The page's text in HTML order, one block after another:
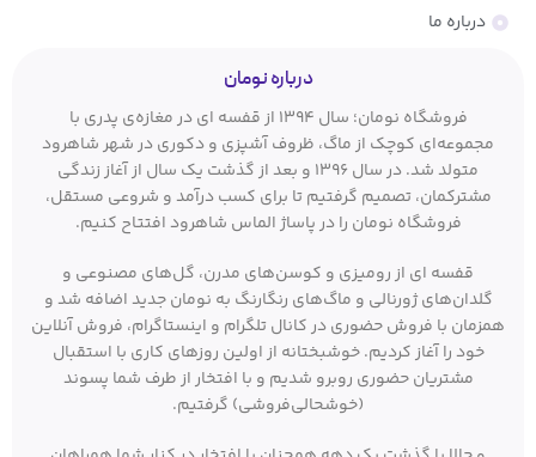
درباره ما
درباره نومان
فروشگاه نومان؛ سال ۱۳۹۴ از قفسه ای در مغازه‌ی پدری با
مجموعه‌ای کوچک از ماگ، ظروف آشپزی و دکوری در شهر شاهرود
متولد شد. در سال ۱۳۹۶ و بعد از گذشت یک سال از آغاز زندگی
مشترکمان، تصمیم گرفتیم تا برای کسب درآمد و شروعی مستقل،
فروشگاه نومان را در پاساژ الماس شاهرود افتتاح کنیم.
قفسه ای از رومیزی و کوسن‌های مدرن، گل‌های مصنوعی و
گلدان‌های ژورنالی و ماگ‌های رنگارنگ به نومان جدید اضافه شد و
همزمان با فروش حضوری در کانال تلگرام و اینستاگرام، فروش آنلاین
خود را آغاز کردیم. خوشبختانه از اولین روزهای کاری با استقبال
مشتریان حضوری روبرو شدیم و با افتخار از طرف شما پسوند
(خوشحالی‌فروشی) گرفتیم.